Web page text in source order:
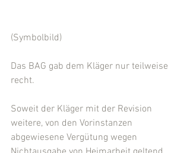
(Symbolbild)
Das BAG gab dem Kläger nur teilweise
recht.
Soweit der Kläger mit der Revision
weitere, von den Vorinstanzen
abgewiesene Vergütung wegen